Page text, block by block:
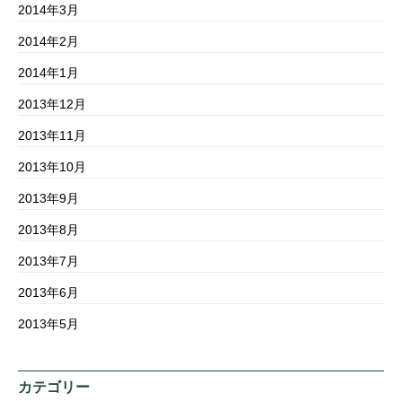
2014年3月
2014年2月
2014年1月
2013年12月
2013年11月
2013年10月
2013年9月
2013年8月
2013年7月
2013年6月
2013年5月
カテゴリー